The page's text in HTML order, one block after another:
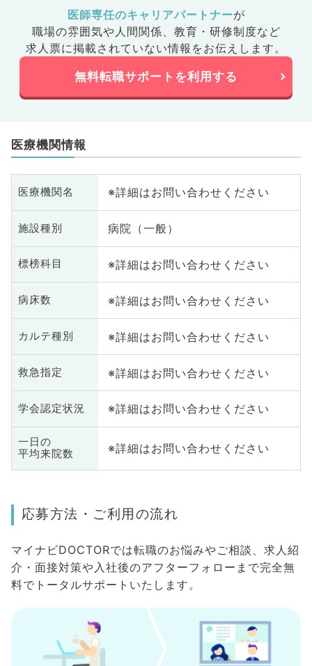
医師専任のキャリアパートナーが
職場の雰囲気や人間関係、 教育・研修制度など
求人票に掲載されていない情報をお伝えします。
無料転職サポートを利用する
医療機関情報
医療機関名 ※詳細はお問い合わせください
施設種別 病院（一般）
標榜科目 ※詳細はお問い合わせください
病床数 ※詳細はお問い合わせください
カルテ種別 ※詳細はお問い合わせください
救急指定 ※詳細はお問い合わせください
学会認定状況 ※詳細はお問い合わせください
一日の
平均来院数
※詳細はお問い合わせください
応募方法・ご利用の流れ
マイナビDOCTORでは転職のお悩みやご相談、求人紹
介・面接対策や入社後のアフターフォローまで完全無
料でトータルサポートいたします。